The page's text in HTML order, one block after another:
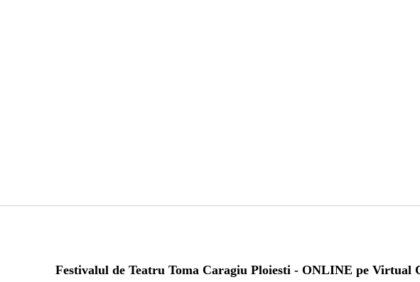
Festivalul de Teatru Toma Caragiu Ploiesti - ONLINE pe Virtual